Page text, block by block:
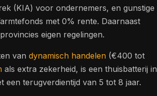
(KIA) voor ondernemers, en gunstige
met 0% rente. Daarnaast
eigen regelingen.
van dynamisch handelen (€400 tot
als extra zekerheid, is een thuisbatterij in
een terugverdientijd van 5 tot 8 jaar.